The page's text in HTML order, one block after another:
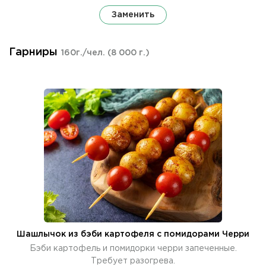
Заменить
Гарниры 160г./чел. (8 000 г.)
Шашлычок из бэби картофеля с помидорами Черри
Бэби картофель и помидорки черри запеченные.
Требует разогрева.